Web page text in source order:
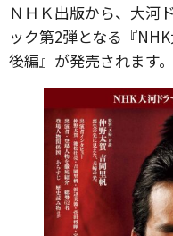
ＮＨＫ出版から、大河
ック第2弾となる『
後編』が発売されます。